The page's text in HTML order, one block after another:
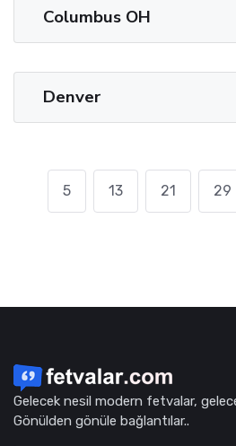
Columbus OH
Denver
5 13 21 29
Gelecek nesil modern fetvalar,
Gönülden gönüle bağlantılar..